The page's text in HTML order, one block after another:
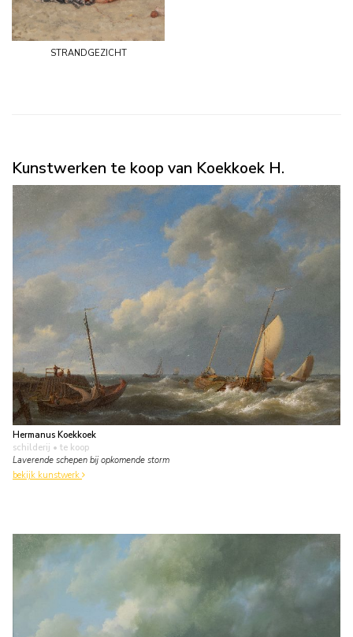
strandgezicht
Kunstwerken te koop van Koekkoek H.
Hermanus Koekkoek
schilderij • te koop
Laverende schepen bij opkomende storm
bekijk kunstwerk